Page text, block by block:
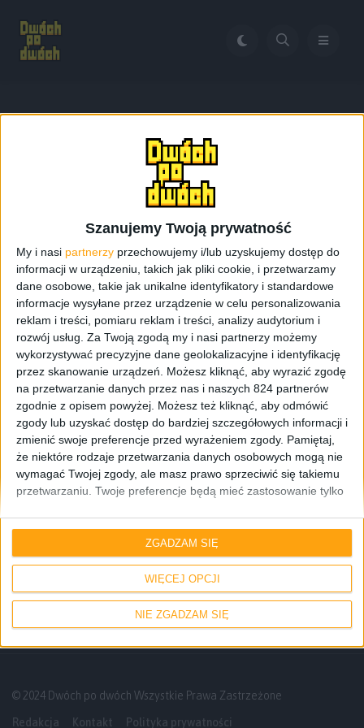
Szanujemy Twoją prywatność
My i nasi partnerzy przechowujemy i/lub uzyskujemy dostęp do
informacji w urządzeniu, takich jak pliki cookie, i przetwarzamy
dane osobowe, takie jak unikalne identyfikatory i standardowe
informacje wysyłane przez urządzenie w celu personalizowania
reklam i treści, pomiaru reklam i treści, analizy audytorium i
rozwój usług. Za Twoją zgodą my i nasi partnerzy możemy
wykorzystywać precyzyjne dane geolokalizacyjne i identyfikację
przez skanowanie urządzeń. Możesz kliknąć, aby wyrazić zgodę
na przetwarzanie danych przez nas i naszych 824 partnerów
zgodnie z opisem powyżej. Możesz też kliknąć, aby odmówić
zgody lub uzyskać dostęp do bardziej szczegółowych informacji i
zmienić swoje preferencje przed wyrażeniem zgody. Pamiętaj,
że niektóre rodzaje przetwarzania danych osobowych mogą nie
wymagać Twojej zgody, ale masz prawo sprzeciwić się takiemu
przetwarzaniu. Twoje preferencje będą mieć zastosowanie tylko
przycisk "Prywatność" na dole strony.
WIĘCEJ OPCJI
NIE ZGADZAM SIĘ
ZGADZAM SIĘ
Galaxy A5 pierwsze wrażenia
Galaxy A5 pierwsze
wrażenia
Galaxy A3 i Galaxy A5 – pierwsze
wrażenia o najnowszych smartfonach
© 2024 Dwóch po dwóch Wszystkie Prawa Zastrzeżone
Redakcja Kontakt Polityka prywatności